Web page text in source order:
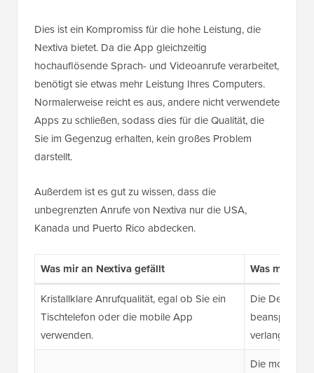
Dies ist ein Kompromiss für die hohe Leistung, die
Nextiva bietet. Da die App gleichzeitig
hochauflösende Sprach- und Videoanrufe verarbeitet,
benötigt sie etwas mehr Leistung Ihres Computers.
Normalerweise reicht es aus, andere nicht verwendete
Apps zu schließen, sodass dies für die Qualität, die
Sie im Gegenzug erhalten, kein großes Problem
darstellt.
Außerdem ist es gut zu wissen, dass die
unbegrenzten Anrufe von Nextiva nur die USA,
Kanada und Puerto Rico abdecken.
Was mir an Nextiva gefällt
Was mir an
Kristallklare Anrufqualität, egal ob Sie ein
Tischtelefon oder die mobile App
verwenden.
Die
Die mobile